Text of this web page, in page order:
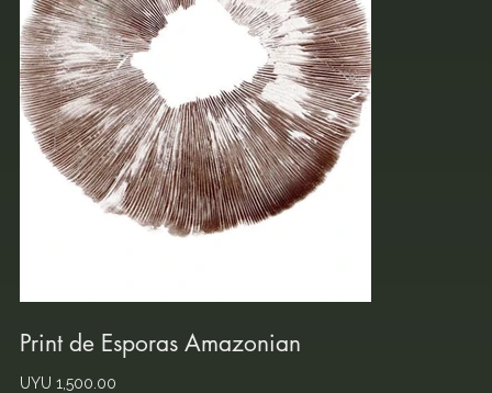
Print de Esporas Amazonian
Price
UYU 1,500.00